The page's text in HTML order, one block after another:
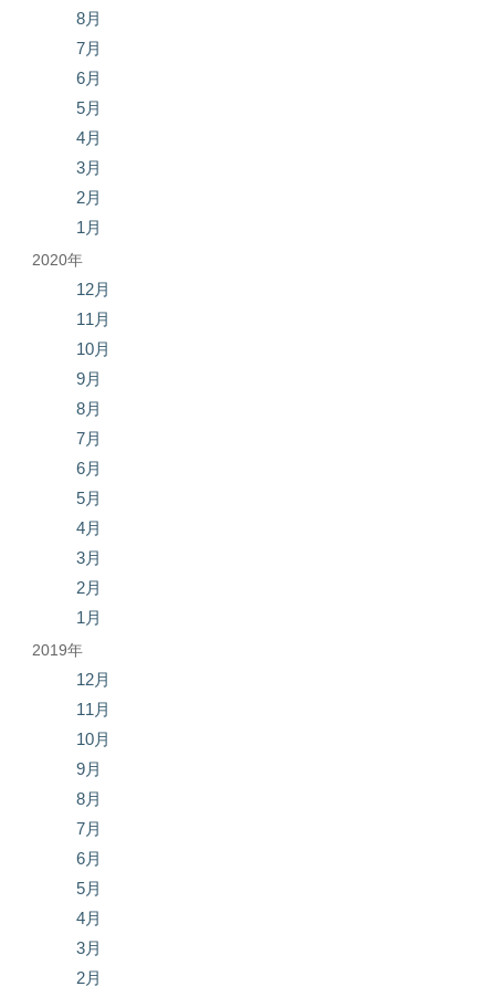
8月
7月
6月
5月
4月
3月
2月
1月
2020年
12月
11月
10月
9月
8月
7月
6月
5月
4月
3月
2月
1月
2019年
12月
11月
10月
9月
8月
7月
6月
5月
4月
3月
2月